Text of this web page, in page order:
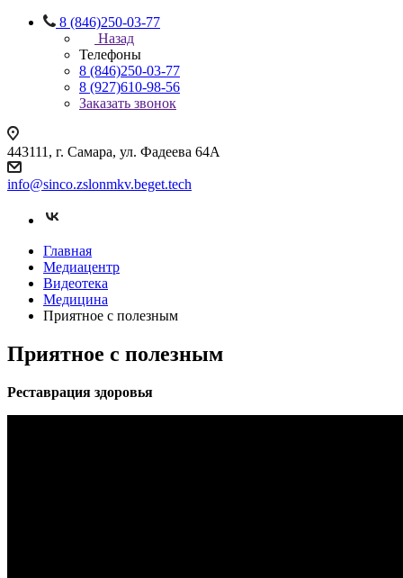
8 (846)250-03-77
Назад
Телефоны
8 (846)250-03-77
8 (927)610-98-56
Заказать звонок
443111, г. Самара, ул. Фадеева 64А
info@sinco.zslonmkv.beget.tech
Главная
Медиацентр
Видеотека
Медицина
Приятное с полезным
Приятное с полезным
Реставрация здоровья